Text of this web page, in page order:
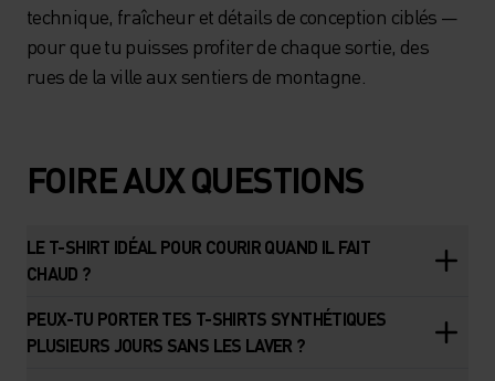
technique, fraîcheur et détails de conception ciblés —
pour que tu puisses profiter de chaque sortie, des
rues de la ville aux sentiers de montagne.
FOIRE AUX QUESTIONS
LE T-SHIRT IDÉAL POUR COURIR QUAND IL FAIT
CHAUD ?
PEUX-TU PORTER TES T-SHIRTS SYNTHÉTIQUES
PLUSIEURS JOURS SANS LES LAVER ?